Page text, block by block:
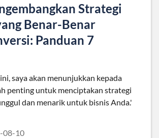
Strategi
Benar-Benar
Panduan 7
saya akan menunjukkan kepada
penting untuk menciptakan strategi
dan menarik untuk bisnis Anda.'
08-10